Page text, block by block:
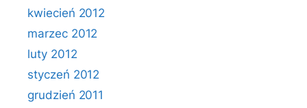
kwiecień 2012
marzec 2012
luty 2012
styczeń 2012
grudzień 2011